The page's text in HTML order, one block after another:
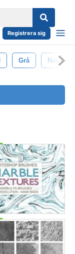
Registrera sig
Grå Natur